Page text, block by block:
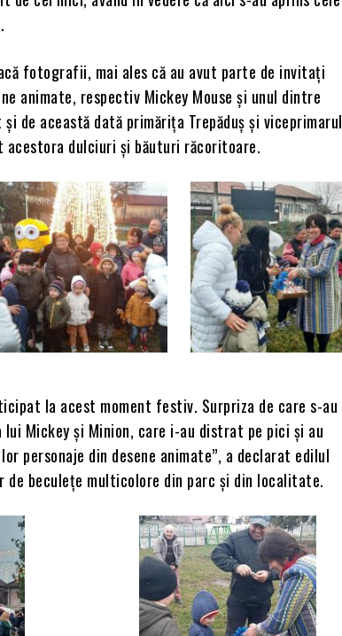
fotografii, mai ales că au avut parte de invitați
animate, respectiv Mickey Mouse și unul dintre
de această dată primărița Trepăduș și viceprimarul
acestora dulciuri și băuturi răcoritoare.
la acest moment festiv. Surpriza de care s-au
Mickey și Minion, care i-au distrat pe pici și au
personaje din desene animate”, a declarat edilul
de beculețe multicolore din parc și din localitate.